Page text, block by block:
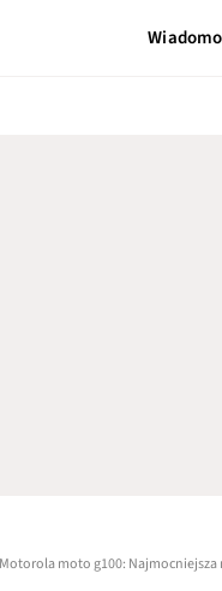
Motorola moto g100: Najmocniejsza